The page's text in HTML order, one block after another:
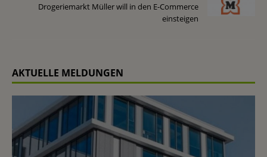
Drogeriemarkt Müller will in den E-Commerce
einsteigen
AKTUELLE MELDUNGEN